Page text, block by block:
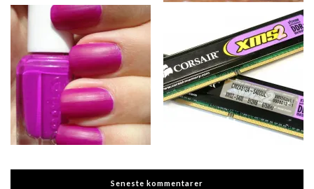
Seneste kommentarer